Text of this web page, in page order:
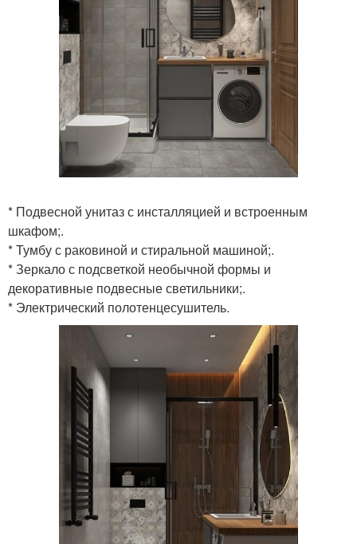
* Подвесной унитаз с инсталляцией и встроенным
шкафом;.
* Тумбу с раковиной и стиральной машиной;.
* Зеркало с подсветкой необычной формы и
декоративные подвесные светильники;.
* Электрический полотенцесушитель.